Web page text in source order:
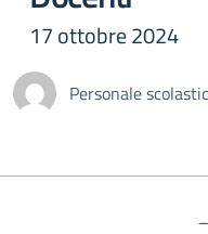
17 ottobre 2024
Personale